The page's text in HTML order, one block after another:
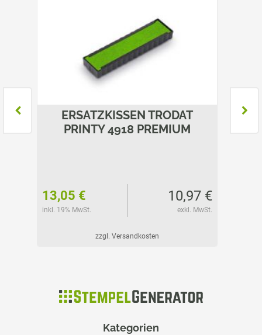
ERSATZKISSEN TRODAT
PRINTY 4918 PREMIUM
13,05 €
inkl. 19% MwSt.
10,97 €
exkl. MwSt.
zzgl. Versandkosten
Kategorien